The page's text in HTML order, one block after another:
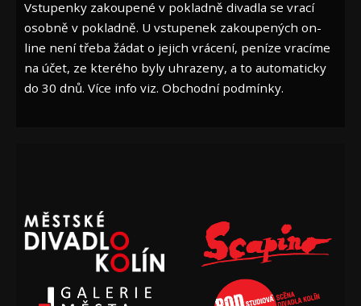
Vstupenky zakoupené v pokladně divadla se vrací
osobně v pokladně. U vstupenek zakoupených on-
line není třeba žádat o jejich vrácení, peníze vracíme
na účet, ze kterého byly uhrazeny, a to automaticky
do 30 dnů. Více info viz. Obchodní podmínky.